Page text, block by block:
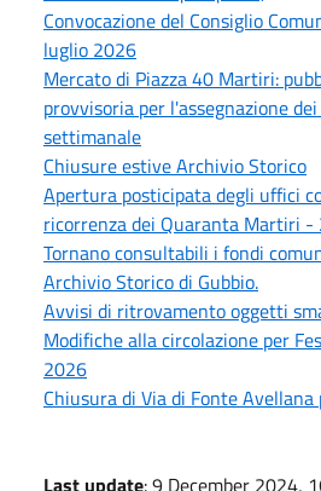
Convocazione del Consiglio
luglio 2026
Mercato di Piazza 40 Martiri:
provvisoria per l'assegnazione
settimanale
Chiusure estive Archivio Storico
Apertura posticipata degli uffici
ricorrenza dei Quaranta Martiri -
Tornano consultabili i fondi
Archivio Storico di Gubbio.
Avvisi di ritrovamento oggetti
Modifiche alla circolazione per
2026
Chiusura di Via di Fonte
Last update: 9 December 2024,